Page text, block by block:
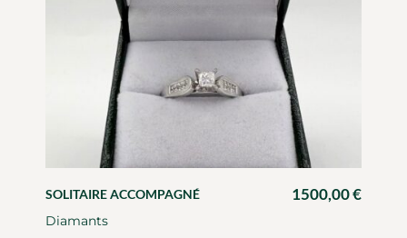
SOLITAIRE ACCOMPAGNÉ 1500,00€
Diamants